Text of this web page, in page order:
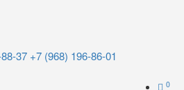
37 +7 (968) 196-86-01
0